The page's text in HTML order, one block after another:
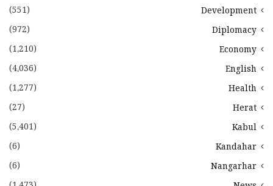
Development
(551)
Diplomacy
(972)
Economy
(1،210)
English
(4،036)
Health
(1،277)
Herat
(27)
Kabul
(5،401)
Kandahar
(6)
Nangarhar
(6)